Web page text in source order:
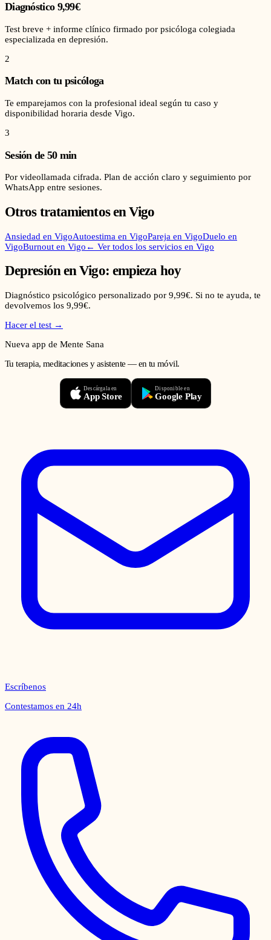
Diagnóstico 9,99€
Test breve + informe clínico firmado por psicóloga colegiada
especializada en depresión.
2
Match con tu psicóloga
Te emparejamos con la profesional ideal según tu caso y
disponibilidad horaria desde Vigo.
3
Sesión de 50 min
Por videollamada cifrada. Plan de acción claro y seguimiento por
WhatsApp entre sesiones.
Otros tratamientos enVigo
Ansiedad en VigoAutoestima en VigoPareja en VigoDuelo en
VigoBurnout en Vigo ← Ver todos los servicios en Vigo
DepresiónenVigo: empieza hoy
Diagnóstico psicológico personalizado por 9,99€. Si no te ayuda, te
devolvemos los 9,99€.
Hacer el test →
Nueva app de Mente Sana
Tu terapia, meditaciones y asistente — en tu móvil.
Descárgala en
App Store
Disponible en
Google Play
Escríbenos
Contestamos en 24h